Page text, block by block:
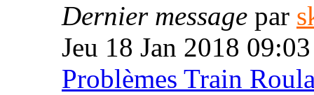
Dernier message par
Jeu 18 Jan 2018 09:03
Problèmes Train